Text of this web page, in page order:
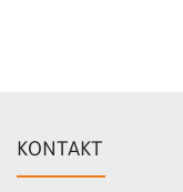
KONTAKT